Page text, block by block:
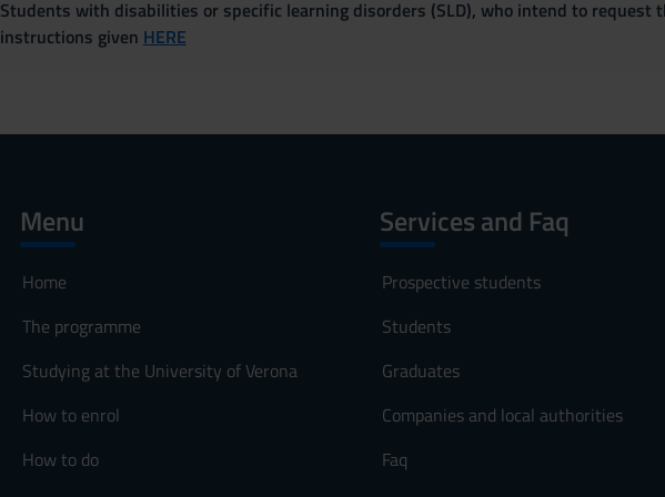
Students with disabilities or specific learning disorders (SLD), who intend to request
instructions given HERE
Menu
Home
The programme
Studying at the University of Verona
How to enrol
How to do
Services and Faq
Prospective students
Students
Graduates
Companies and local authorities
Faq